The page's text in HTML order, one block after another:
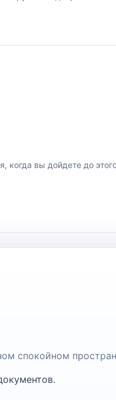
когда вы дойдете до
спокойном